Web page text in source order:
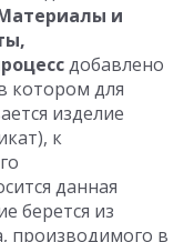
и
добавлено
котором для
изделие
к
данная
берется из
производимого в